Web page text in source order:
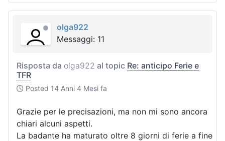
olga922
Messaggi: 11
Risposta da olga922 al topic Re: anticipo Ferie e
TFR
Posted 14 Anni 4 Mesi fa
Grazie per le precisazioni, ma non mi sono ancora
chiari alcuni aspetti.
La badante ha maturato oltre 8 giorni di ferie a fine